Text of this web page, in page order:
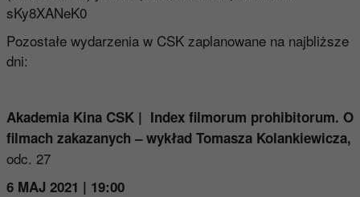
sKy8XANeK0
Pozostałe wydarzenia w CSK zaplanowane na najbliższe
dni:
Akademia Kina CSK | Index filmorum prohibitorum. O
filmach zakazanych – wykład Tomasza Kolankiewicza,
odc. 27
6 MAJ 2021 | 19:00